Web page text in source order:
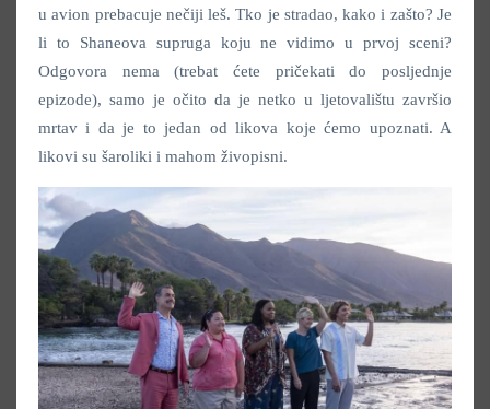
u avion prebacuje nečiji leš. Tko je stradao, kako i zašto? Je
li to Shaneova supruga koju ne vidimo u prvoj sceni?
Odgovora nema (trebat ćete pričekati do posljednje
epizode), samo je očito da je netko u ljetovalištu završio
mrtav i da je to jedan od likova koje ćemo upoznati. A
likovi su šaroliki i mahom živopisni.